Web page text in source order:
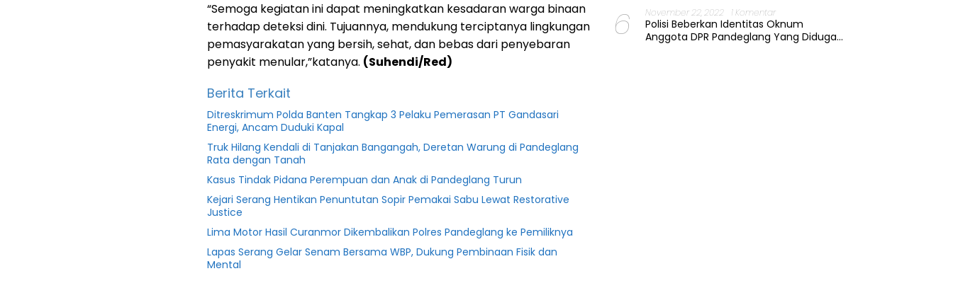
“Semoga kegiatan ini dapat meningkatkan kesadaran warga binaan
terhadap deteksi dini. Tujuannya, mendukung terciptanya lingkungan
pemasyarakatan yang bersih, sehat, dan bebas dari penyebaran
penyakit menular,”katanya. (Suhendi/Red)
Berita Terkait
Ditreskrimum Polda Banten Tangkap 3 Pelaku Pemerasan PT Gandasari
Energi, Ancam Duduki Kapal
Truk Hilang Kendali di Tanjakan Bangangah, Deretan Warung di Pandeglang
Rata dengan Tanah
Kasus Tindak Pidana Perempuan dan Anak di Pandeglang Turun
Kejari Serang Hentikan Penuntutan Sopir Pemakai Sabu Lewat Restorative
Justice
Lima Motor Hasil Curanmor Dikembalikan Polres Pandeglang ke Pemiliknya
Lapas Serang Gelar Senam Bersama WBP, Dukung Pembinaan Fisik dan
Mental
6 November 22, 2022 1 Komentar
Polisi Beberkan Identitas Oknum
Anggota DPR Pandeglang Yang Diduga